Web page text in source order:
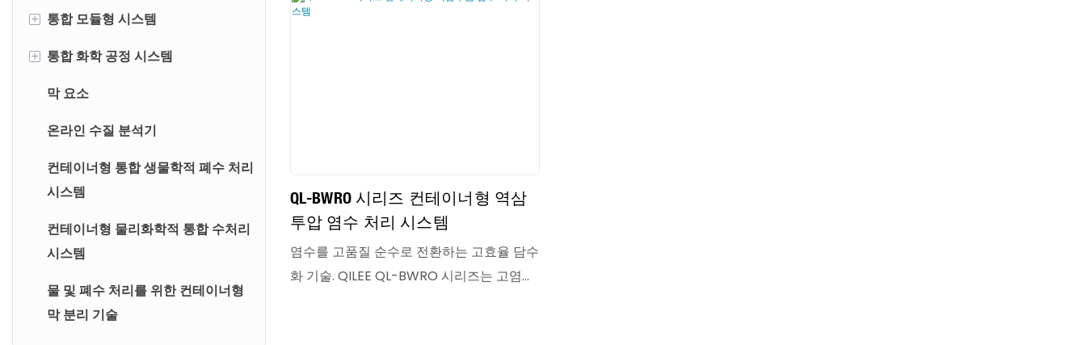
+ 통합 모듈형 시스템
통합 막 시스템
화학 처리 통합 시스템
+ 통합 화학 공정 시스템
건조 분말 투입 시스템
화학물질 투입 시스템
막 요소
온라인 수질 분석기
컨테이너형 통합 생물학적 폐수 처리
시스템
컨테이너형 물리화학적 통합 수처리
시스템
물 및 폐수 처리를 위한 컨테이너형
막 분리 기술
QL-BWRO 시리즈 컨테이너형 역삼
투압 염수 처리 시스템
염수를 고품질 순수로 전환하는 고효율 담수
화 기술. QILEE QL-BWRO 시리즈는 고염도